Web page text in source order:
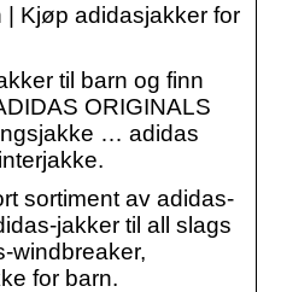
Kjøp adidasjakker for
til barn og finn
ORIGINALS
… adidas
sortiment av adidas-
jakker til all slags
windbreaker,
for barn.